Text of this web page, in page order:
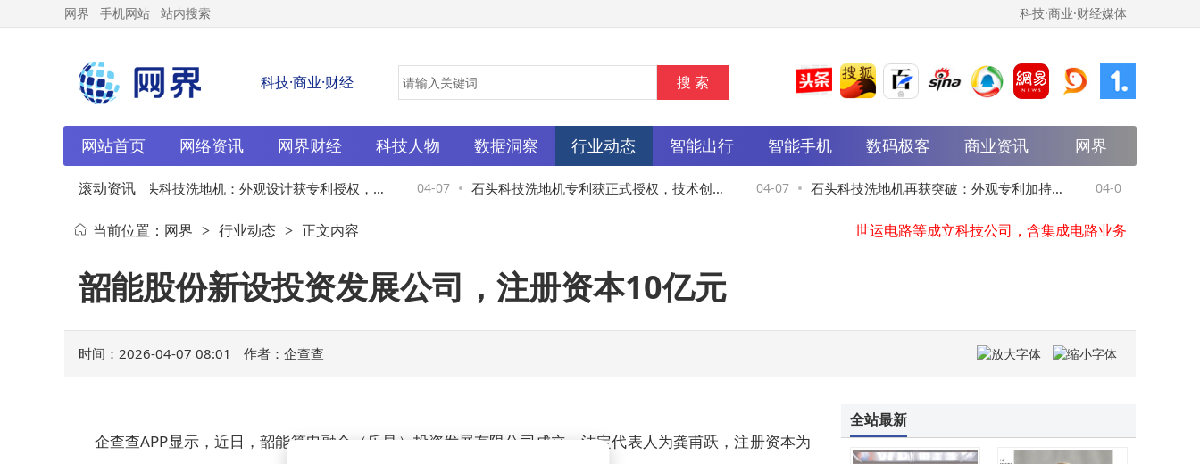
网界 手机网站 站内搜索 科技·商业·财经媒体
科技·商业·财经
网站首页 网络资讯 网界财经 科技人物 数据洞察 行业动态 智能出行 智能手机 数码极客 商业资讯 网界
滚动资讯
04-07 石头科技洗地机：外观设计获专利授权，研
发突破引领高端市场新格局
04-07 石头科技洗地机专利获正式授权，技术创新 04-07 石头科技洗地机再获突破：外观专利加持，
清洁效率与市场占有率双提升
04-07
斑马智行申请注册carclaw商标
石头科技洗地机再获突破：外观专利加持，清洁效率与市场占有率双提升
世纪鼎利成立智擘科技公司，含AI及物联网业务
大唐发电在河北涞源成立电力科技公司
方直科技成立新公司，含智能机器人研发业务
杰华特在北京成立微电子技术公司
华体科技等在内蒙古成立数字能源技术公司
当前位置： 网界 > 行业动态 > 正文内容
韶能股份新设投资发展公司，注册资本10亿元
时间：2026-04-07 08:01 作者：企查查
企查查APP显示，近日，韶能算电融合（乐昌）投资发展有限公司成立，法定代表人为龚甫跃，注册资本为
全站最新